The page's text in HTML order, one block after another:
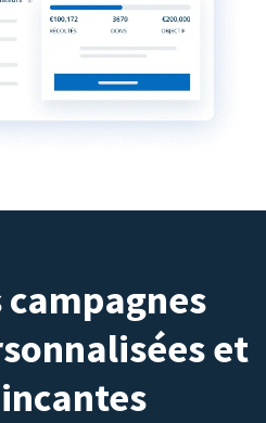
campagnes
et